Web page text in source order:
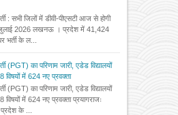
: सभी जिलों में डीवी-पीएसटी आज से होगी
2026 लखनऊ । प्रदेश में 41,424
भर्ती के ल...
(PGT) का परिणाम जारी, एडेड विद्यालयों
विषयों में 624 नए प्रवक्ता
(PGT) का परिणाम जारी, एडेड विद्यालयों
विषयों में 624 नए प्रवक्ता प्रयागराजः
के ...